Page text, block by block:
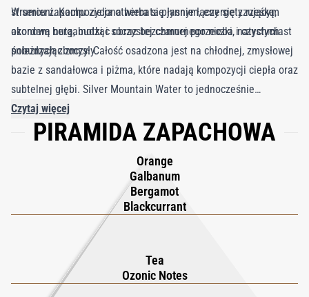
strumieni. Kompozycja otwiera się jasnym, energetyzującym
akordem bergamotki i soczystej czarnej porzeczki, natychmiast
pobudzając zmysły.
W sercu zapachu zielona herbata płynnie łączy się z rześką,
ozonową nutą, budząc obraz bezchmurnego nieba i czystych
śnieżnych zboczy. Całość osadzona jest na chłodnej, zmysłowej
bazie z sandałowca i piżma, które nadają kompozycji ciepła oraz
subtelnej głębi. Silver Mountain Water to jednocześnie
orzeźwiający i elegancki bestseller z kolekcji Creed — symbol
czystości, siły i swobodnej wyrafinowanej klasy. To
rytmie dnia, jak i podczas chwil blisko natury, pozostawiając za
sobą świeży, inspirujący ślad niczym oddech alpejskiego
Czytaj więcej
PIRAMIDA ZAPACHOWA
Orange
Galbanum
Bergamot
Blackcurrant
Tea
Ozonic Notes